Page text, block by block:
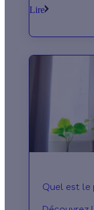
aujourd'hui !
Lire
Quel est le